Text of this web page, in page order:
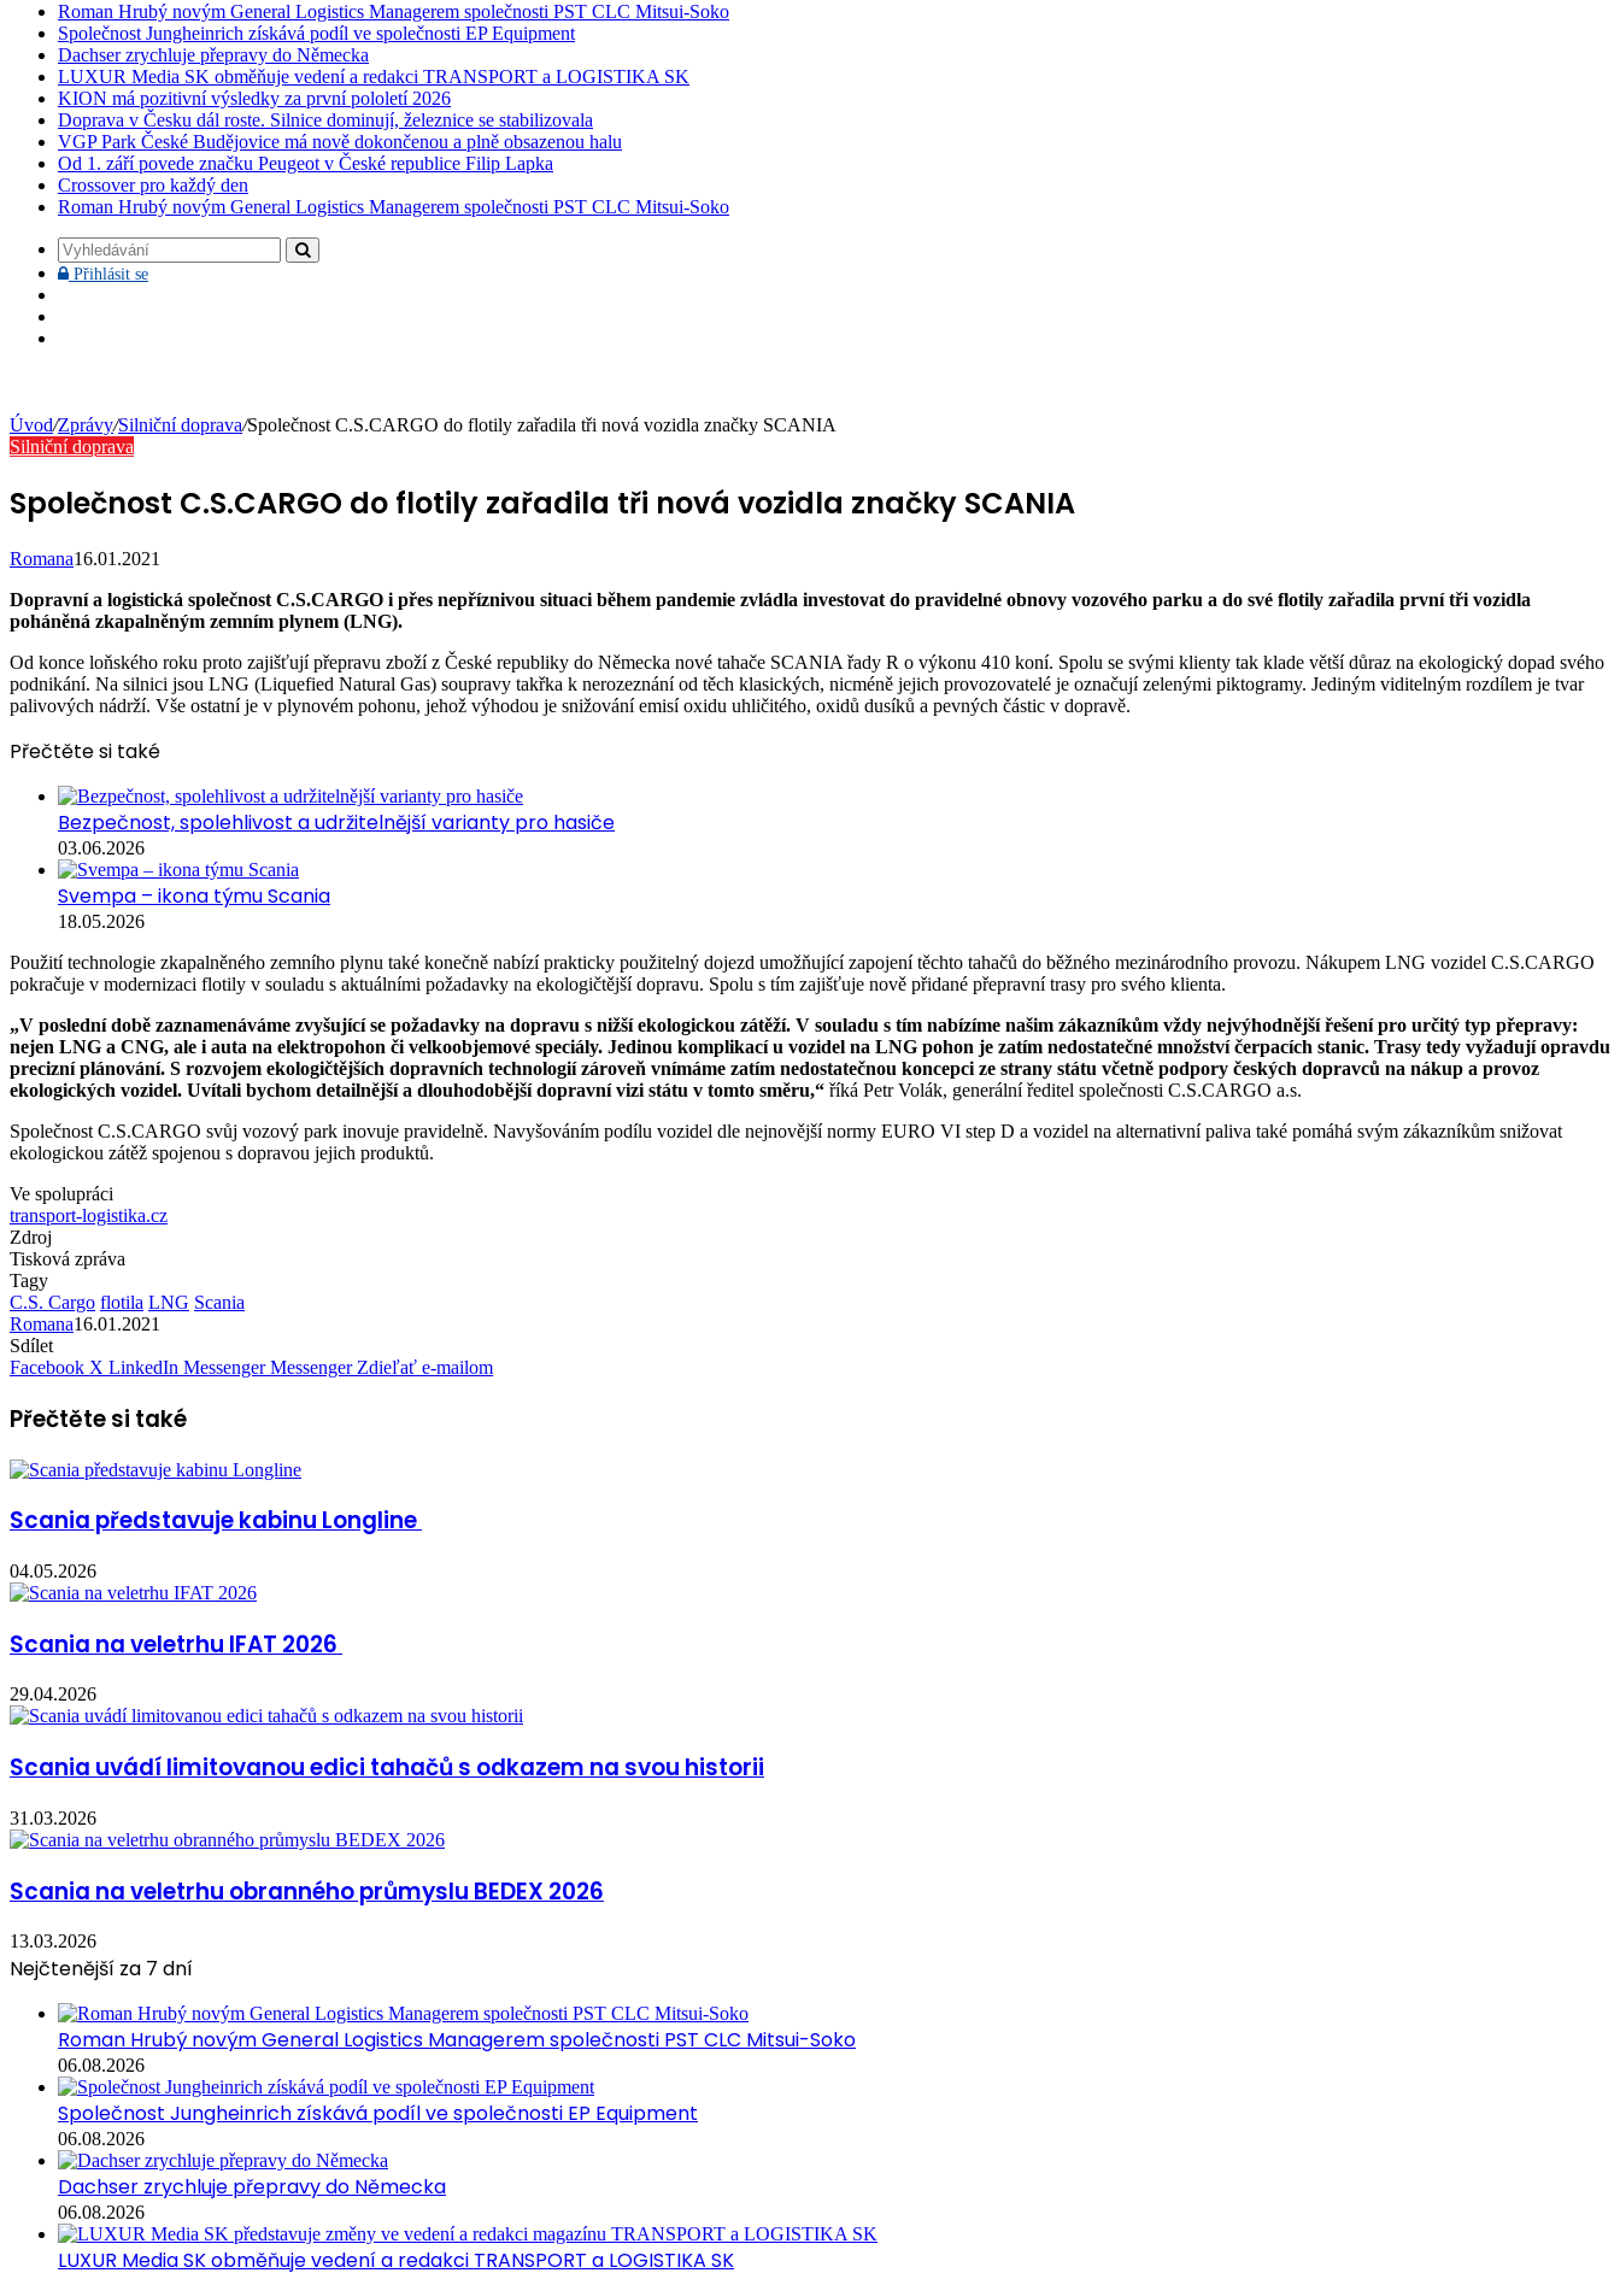
Roman Hrubý novým General Logistics Managerem společnosti PST CLC Mitsui-Soko
Společnost Jungheinrich získává podíl ve společnosti EP Equipment
Dachser zrychluje přepravy do Německa
LUXUR Media SK obměňuje vedení a redakci TRANSPORT a LOGISTIKA SK
KION má pozitivní výsledky za první pololetí 2026
Doprava v Česku dál roste. Silnice dominují, železnice se stabilizovala
VGP Park České Budějovice má nově dokončenou a plně obsazenou halu
Od 1. září povede značku Peugeot v České republice Filip Lapka
Crossover pro každý den
Roman Hrubý novým General Logistics Managerem společnosti PST CLC Mitsui-Soko
Vyhledávání
Přihlásit sePřihlásit
Úvod/Zprávy/Silniční doprava/Společnost C.S.CARGO do flotily zařadila tři nová vozidla značky SCANIA
Silniční doprava
Společnost C.S.CARGO do flotily zařadila tři nová vozidla značky SCANIA
Romana16.01.2021
Dopravní a logistická společnost C.S.CARGO i přes nepříznivou situaci během pandemie zvládla investovat do pravidelné obnovy vozového parku a do své flotily zařadila první tři vozidla
poháněná zkapalněným zemním plynem (LNG).
Od konce loňského roku proto zajišťují přepravu zboží z České republiky do Německa nové tahače SCANIA řady R o výkonu 410 koní. Spolu se svými klienty tak klade větší důraz na ekologický dopad svého
podnikání. Na silnici jsou LNG (Liquefied Natural Gas) soupravy takřka k nerozeznání od těch klasických, nicméně jejich provozovatelé je označují zelenými piktogramy. Jediným viditelným rozdílem je tvar
palivových nádrží. Vše ostatní je v plynovém pohonu, jehož výhodou je snižování emisí oxidu uhličitého, oxidů dusíků a pevných částic v dopravě.
Přečtěte si také
Bezpečnost, spolehlivost a udržitelnější varianty pro hasiče
03.06.2026
Svempa – ikona týmu Scania
18.05.2026
Použití technologie zkapalněného zemního plynu také konečně nabízí prakticky použitelný dojezd umožňující zapojení těchto tahačů do běžného mezinárodního provozu. Nákupem LNG vozidel C.S.CARGO
pokračuje v modernizaci flotily v souladu s aktuálními požadavky na ekologičtější dopravu. Spolu s tím zajišťuje nově přidané přepravní trasy pro svého klienta.
„V poslední době zaznamenáváme zvyšující se požadavky na dopravu s nižší ekologickou zátěží. V souladu s tím nabízíme našim zákazníkům vždy nejvýhodnější řešení pro určitý typ přepravy:
nejen LNG a CNG, ale i auta na elektropohon či velkoobjemové speciály. Jedinou komplikací u vozidel na LNG pohon je zatím nedostatečné množství čerpacích stanic. Trasy tedy vyžadují opravdu
precizní plánování. S rozvojem ekologičtějších dopravních technologií zároveň vnímáme zatím nedostatečnou koncepci ze strany státu včetně podpory českých dopravců na nákup a provoz
ekologických vozidel. Uvítali bychom detailnější a dlouhodobější dopravní vizi státu v tomto směru,“ říká Petr Volák, generální ředitel společnosti C.S.CARGO a.s.
Společnost C.S.CARGO svůj vozový park inovuje pravidelně. Navyšováním podílu vozidel dle nejnovější normy EURO VI step D a vozidel na alternativní paliva také pomáhá svým zákazníkům snižovat
ekologickou zátěž spojenou s dopravou jejich produktů.
Ve spolupráci
transport-logistika.cz
Zdroj
Tisková zpráva
Tagy
C.S. Cargo flotila LNG Scania
Romana16.01.2021
Sdílet
Facebook X LinkedIn Messenger Messenger Zdieľať e-mailom
Přečtěte si také
Scania představuje kabinu Longline
04.05.2026
Scania na veletrhu IFAT 2026
29.04.2026
Scania uvádí limitovanou edici tahačů s odkazem na svou historii
31.03.2026
Scania na veletrhu obranného průmyslu BEDEX 2026
13.03.2026
Nejčtenější za 7 dní
Roman Hrubý novým General Logistics Managerem společnosti PST CLC Mitsui-Soko
06.08.2026
Společnost Jungheinrich získává podíl ve společnosti EP Equipment
06.08.2026
Dachser zrychluje přepravy do Německa
06.08.2026
LUXUR Media SK obměňuje vedení a redakci TRANSPORT a LOGISTIKA SK